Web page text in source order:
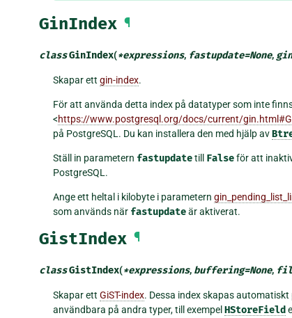
GinIndex ¶
classGinIndex(*expressions, fastupdate=None,
Skapar ett gin-index.
För att använda detta index på datatyper som inte
<https://www.postgresql.org/docs/current/
på PostgreSQL. Du kan installera den med hjälp av
Ställ in parametern fastupdatetill Falseför att
PostgreSQL.
Ange ett heltal i kilobyte i parametern
som används när fastupdateär aktiverat.
GistIndex ¶
classGistIndex(*expressions, buffering=None,
Skapar ett GiST-index. Dessa index skapas
användbara på andra typer, till exempelHStoreField